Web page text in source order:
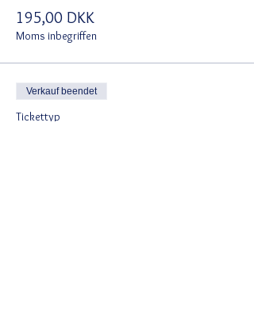
195,00 DKK
Moms inbegriffen
Verkauf beendet
Tickettyp